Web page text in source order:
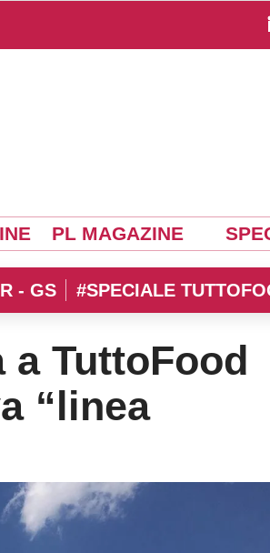
PL MAGAZINE
- GS #SPECIALE
TuttoFood
“linea